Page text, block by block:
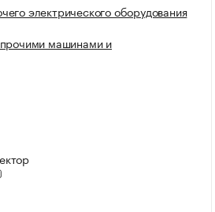
электрического оборудования
прочими машинами и